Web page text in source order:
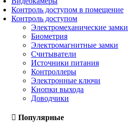
Контроль доступом в помещение
Контроль доступом
Электромеханические замки
Биометрия
Электромагнитные замки
Считыватели
Источники питания
Контроллеры
Электронные ключи
Кнопки выхода
Доводчики
Популярные